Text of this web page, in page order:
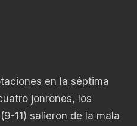
en la séptima
jonrones, los
11) salieron de la mala